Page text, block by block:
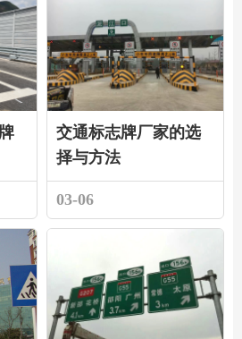
交通标志牌厂家的选
择与方法
03-06